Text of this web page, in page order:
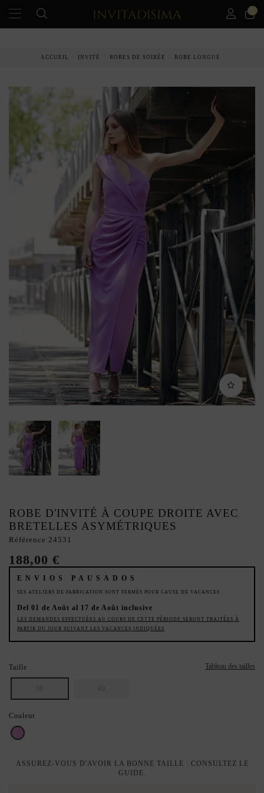
ACCUEIL INVITÉ ROBES DE SOIRÉE ROBE LONGUE
ROBE D'INVITÉ À COUPE DROITE AVEC
BRETELLES ASYMÉTRIQUES
Référence 24531
188,00 €
ENVIOS PAUSADOS
SES ATELIERS DE FABRICATION SONT FERMÉS POUR CAUSE DE VACANCES
Del 01 de Août al 17 de Août inclusive
LES DEMANDES EFFECTUÉES AU COURS DE CETTE PÉRIODE SERONT TRAITÉES À
PARTIR DU JOUR SUIVANT LES VACANCES INDIQUÉES
Taille Tableau des tailles
Couleur
Lilas
ASSUREZ-VOUS D'AVOIR LA BONNE TAILLE : CONSULTEZ LE
GUIDE.